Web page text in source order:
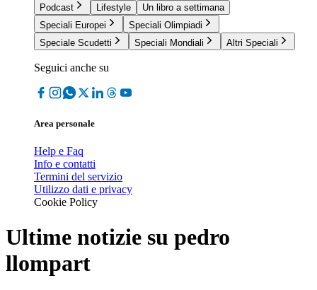
Podcast
Lifestyle
Un libro a settimana
Speciali Europei
Speciali Olimpiadi
Speciale Scudetti
Speciali Mondiali Altri Speciali
Seguici anche su
Area personale
Help e Faq
Info e contatti
Termini del servizio
Utilizzo dati e privacy
Cookie Policy
Ultime notizie su pedro
llompart